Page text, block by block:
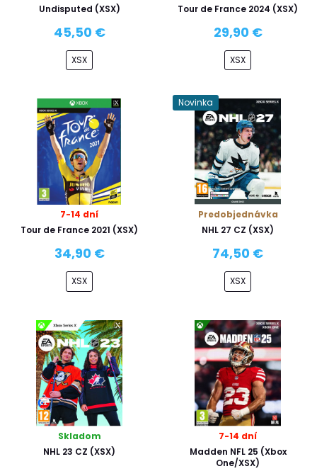
Undisputed (XSX)
45,50 €
XSX
Tour de France 2024 (XSX)
29,90 €
XSX
7-14 dní
Tour de France 2021 (XSX)
34,90 €
XSX
Novinka
Predobjednávka
NHL 27 CZ (XSX)
74,50 €
XSX
Skladom
NHL 23 CZ (XSX)
7-14 dní
Madden NFL 25 (Xbox
One/XSX)